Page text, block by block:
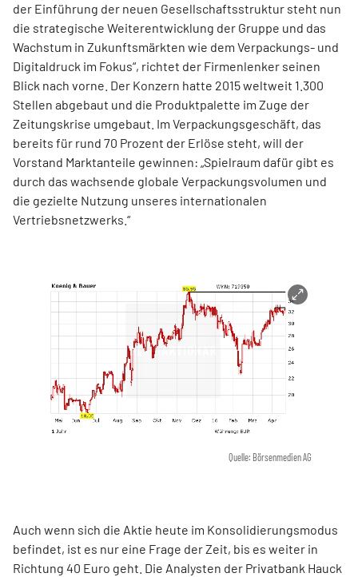
der Einführung der neuen Gesellschaftsstruktur steht nun
die strategische Weiterentwicklung der Gruppe und das
Wachstum in Zukunftsmärkten wie dem Verpackungs- und
Digitaldruck im Fokus“, richtet der Firmenlenker seinen
Blick nach vorne. Der Konzern hatte 2015 weltweit 1.300
Stellen abgebaut und die Produktpalette im Zuge der
Zeitungskrise umgebaut. Im Verpackungsgeschäft, das
bereits für rund 70 Prozent der Erlöse steht, will der
Vorstand Marktanteile gewinnen: „Spielraum dafür gibt es
durch das wachsende globale Verpackungsvolumen und
die gezielte Nutzung unseres internationalen
Vertriebsnetzwerks.“
Quelle: Börsenmedien AG
Auch wenn sich die Aktie heute im Konsolidierungsmodus
befindet, ist es nur eine Frage der Zeit, bis es weiter in
Richtung 40 Euro geht. Die Analysten der Privatbank Hauck